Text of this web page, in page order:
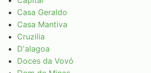
Casa Geraldo
Casa Mantiva
Cruzilia
D'alagoa
Doces da Vovó